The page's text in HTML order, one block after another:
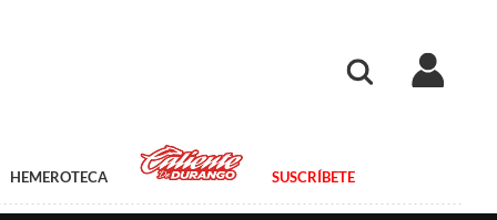
HEMEROTECA SUSCRÍBETE